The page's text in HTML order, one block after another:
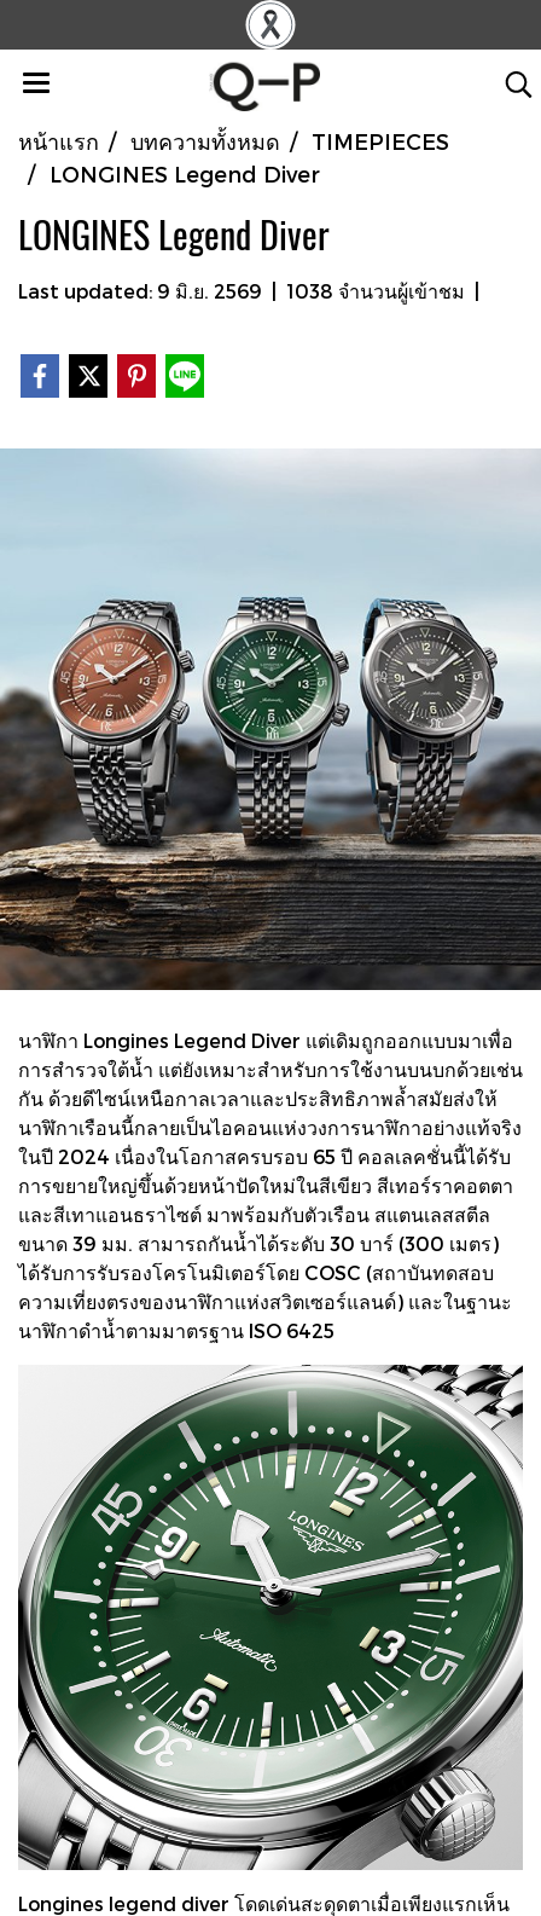
หน้าแรก บทความทั้งหมด
TIMEPIECES
LONGINES Legend Diver
LONGINES Legend Diver
Last updated: 9 มิ.ย. 2569 1038 จำนวนผู้เข้าชม
นาฬิกา Longines Legend Diver แต่เดิมถูกออกแบบมาเพื่อ
การสำรวจใต้น้ำ แต่ยังเหมาะสำหรับการใช้งานบนบกด้วยเช่น
กัน ด้วยดีไซน์เหนือกาลเวลาและประสิทธิภาพล้ำสมัยส่งให้
นาฬิกาเรือนนี้กลายเป็นไอคอนแห่งวงการนาฬิกาอย่างแท้จริง
ในปี 2024 เนื่องในโอกาสครบรอบ 65 ปี คอลเลคชั่นนี้ได้รับ
การขยายใหญ่ขึ้นด้วยหน้าปัดใหม่ในสีเขียว สีเทอร์ราคอตตา
และสีเทาแอนธราไซต์ มาพร้อมกับตัวเรือน สแตนเลสสตีล
ขนาด 39 มม. สามารถกันน้ำได้ระดับ 30 บาร์ (300 เมตร)
ได้รับการรับรองโครโนมิเตอร์โดย COSC (สถาบันทดสอบ
ความเที่ยงตรงของนาฬิกาแห่งสวิตเซอร์แลนด์) และในฐานะ
นาฬิกาดำน้ำตามมาตรฐาน ISO 6425
Longines legend diver โดดเด่นสะดุดตาเมื่อเพียงแรกเห็น